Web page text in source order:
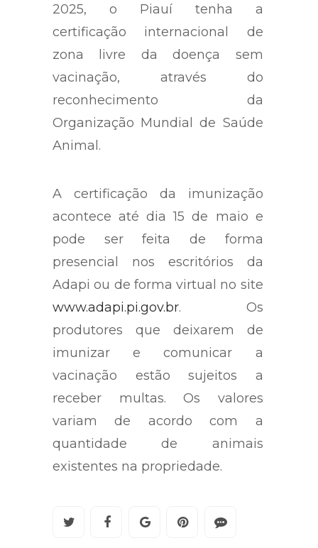
2025, o Piauí tenha a
certificação internacional de
zona livre da doença sem
vacinação, através do
reconhecimento da
Organização Mundial de Saúde
Animal.
A certificação da imunização
acontece até dia 15 de maio e
pode ser feita de forma
presencial nos escritórios da
Adapi ou de forma virtual no site
www.adapi.pi.gov.br. Os
produtores que deixarem de
imunizar e comunicar a
vacinação estão sujeitos a
receber multas. Os valores
variam de acordo com a
quantidade de animais
existentes na propriedade.